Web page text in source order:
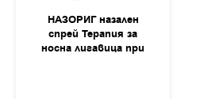
НАЗОРИГ назален
спрей Терапия за
носна лигавица при